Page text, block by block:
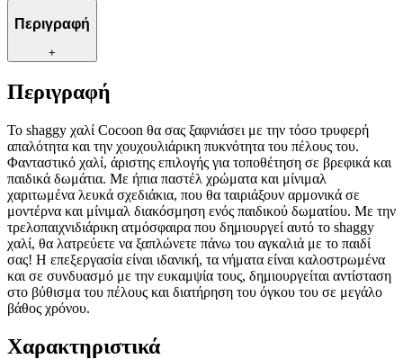
Περιγραφή
+
Περιγραφή
Το shaggy χαλί Cocoon θα σας ξαφνιάσει με την τόσο τρυφερή
απαλότητα και την χουχουλιάρικη πυκνότητα του πέλους του.
Φανταστικό χαλί, άριστης επιλογής για τοποθέτηση σε βρεφικά και
παιδικά δωμάτια. Με ήπια παστέλ χρώματα και μίνιμαλ
χαριτωμένα λευκά σχεδιάκια, που θα ταιριάξουν αρμονικά σε
μοντέρνα και μίνιμαλ διακόσμηση ενός παιδικού δωματίου. Με την
τρελοπαιχνιδιάρικη ατμόσφαιρα που δημιουργεί αυτό το shaggy
χαλί, θα λατρεύετε να ξαπλώνετε πάνω του αγκαλιά με το παιδί
σας! Η επεξεργασία είναι ιδανική, τα νήματα είναι καλοστρωμένα
και σε συνδυασμό με την ευκαμψία τους, δημιουργείται αντίσταση
στο βύθισμα του πέλους και διατήρηση του όγκου του σε μεγάλο
βάθος χρόνου.
Χαρακτηριστικά